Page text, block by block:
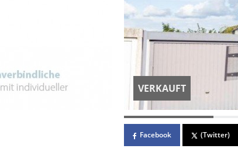
VERKAUFT
Facebook (Twitter)